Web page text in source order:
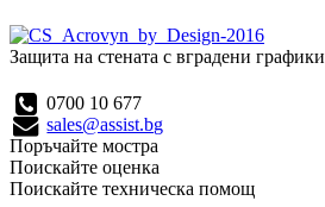
Защита на стената с вградени графики
0700 10 677
sales@assist.bg
Поръчайте мостра
Поискайте оценка
Поискайте техническа помощ